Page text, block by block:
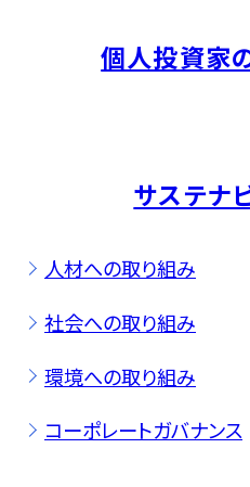
個人投資家
サステナ
人材への取り組み
社会への取り組み
環境への取り組み
コーポレートガバナンス